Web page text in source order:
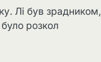
Лі був зрадником,
розкол